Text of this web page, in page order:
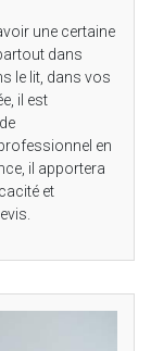
une certaine
dans
le lit, dans vos
il est
en
il apportera
et